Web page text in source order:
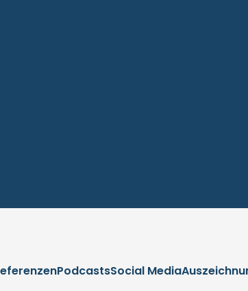
PodcastsSocial Media